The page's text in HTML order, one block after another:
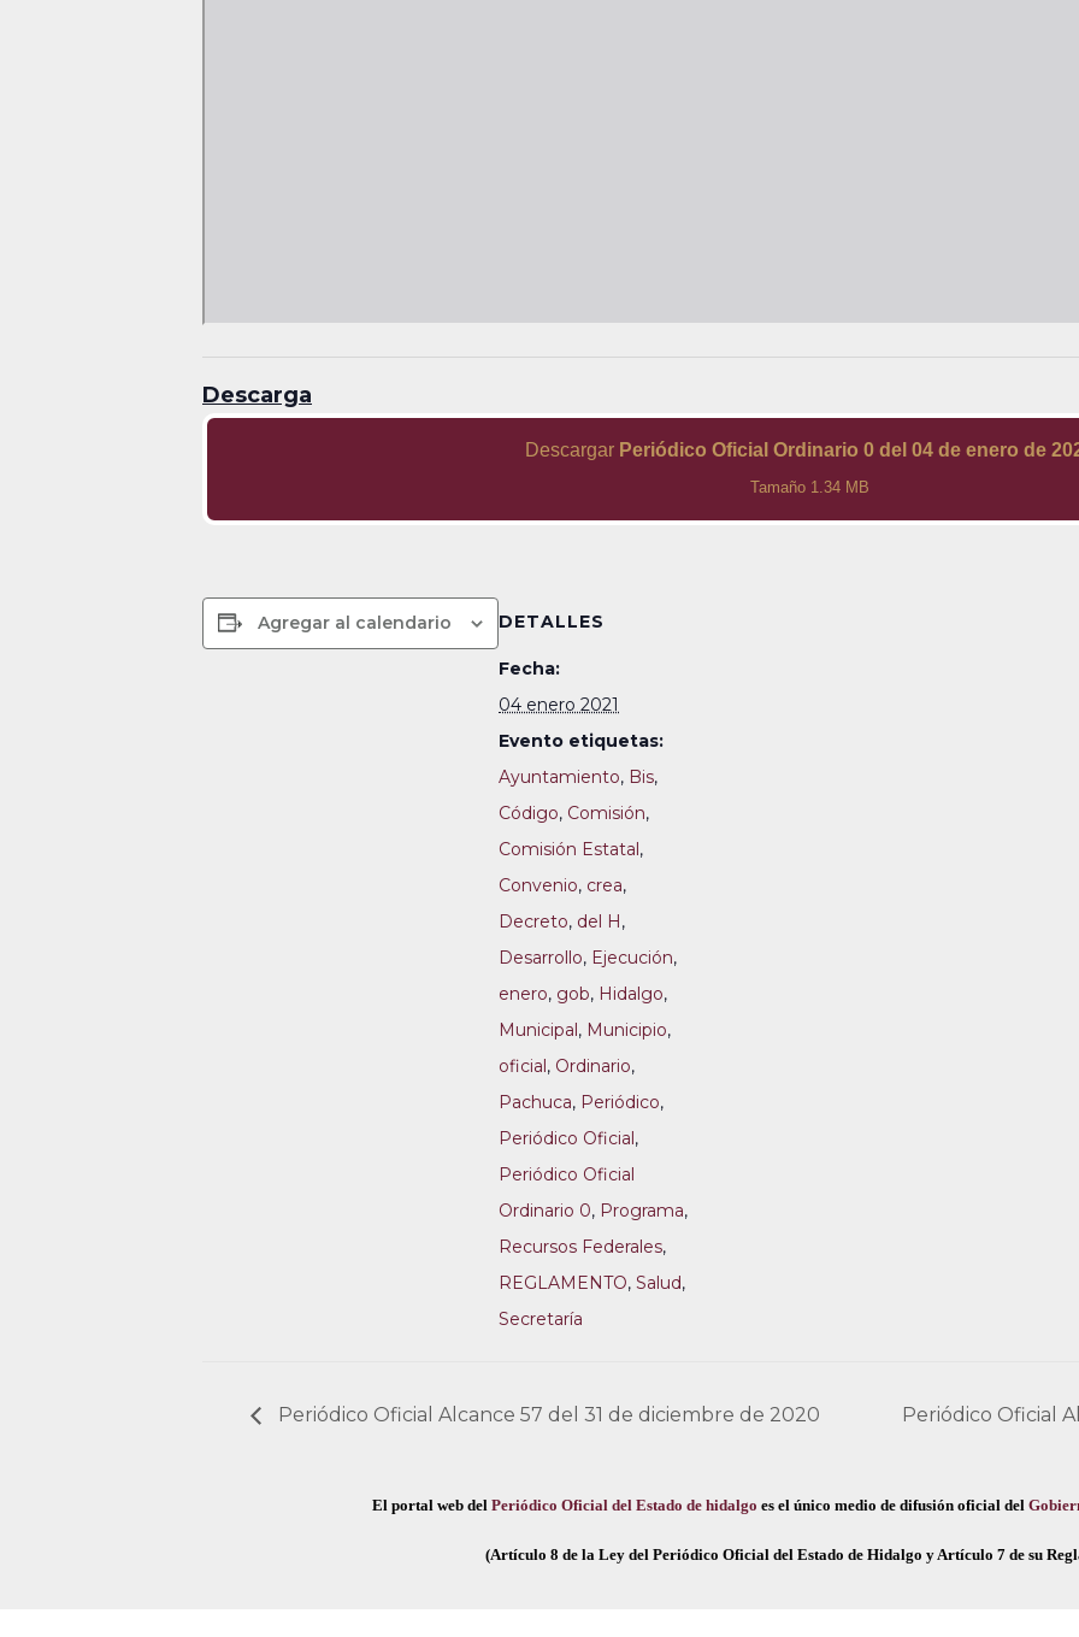
Descarga
Descargar Periódico Oficial Ordinario 0 del 04 de enero de
Tamaño 1.34 MB
Agregar al calendario DETALLES
Fecha:
04 enero 2021
Evento etiquetas:
Ayuntamiento, Bis,
Código, Comisión,
Comisión Estatal,
Convenio, crea,
Decreto, del H,
Desarrollo, Ejecución,
enero, gob, Hidalgo,
Municipal, Municipio,
oficial, Ordinario,
Pachuca, Periódico,
Periódico Oficial,
Periódico Oficial
Ordinario 0, Programa,
Recursos Federales,
REGLAMENTO, Salud,
Secretaría
Periódico Oficial Alcance 57 del 31 de diciembre de 2020 Periódico Oficial
El portal web del Periódico Oficial del Estado de hidalgo es el único medio de difusión oficial del
(Artículo 8 de la Ley del Periódico Oficial del Estado de Hidalgo y Artículo 7 de su